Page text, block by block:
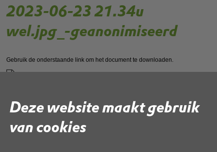
Deze website maakt gebruik
van cookies
2023-06-23 21.34u
wel.jpg_-geanonimiseerd
Gebruik de onderstaande link om het document te downloaden.
Deel deze pagina